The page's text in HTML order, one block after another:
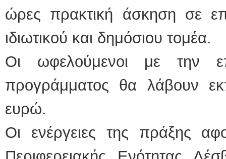
ώρες πρακτική άσκηση σε
ιδιωτικού και δημόσιου τομέα.
Οι ωφελούμενοι με την
προγράμματος θα λάβουν
ευρώ.
Οι ενέργειες της πράξης